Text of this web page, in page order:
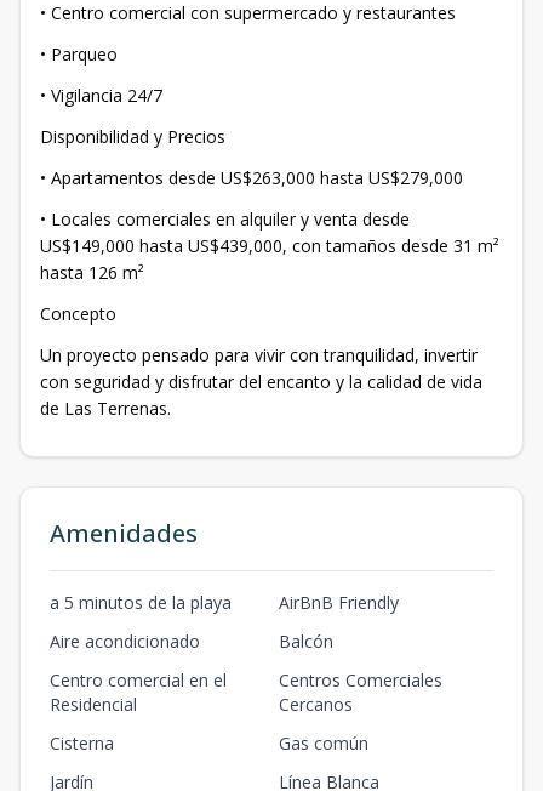
• Centro comercial con supermercado y restaurantes
• Parqueo
• Vigilancia 24/7
Disponibilidad y Precios
• Apartamentos desde US$263,000 hasta US$279,000
• Locales comerciales en alquiler y venta desde
US$149,000 hasta US$439,000, con tamaños desde 31 m²
hasta 126 m²
Concepto
Un proyecto pensado para vivir con tranquilidad, invertir
con seguridad y disfrutar del encanto y la calidad de vida
de Las Terrenas.
Amenidades
a 5 minutos de la playa
AirBnB Friendly
Aire acondicionado
Balcón
Centro comercial en el
Residencial
Centros Comerciales
Cercanos
Cisterna
Gas común
Jardín
Línea Blanca